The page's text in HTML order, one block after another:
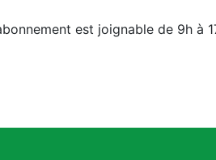
est joignable de 9h à